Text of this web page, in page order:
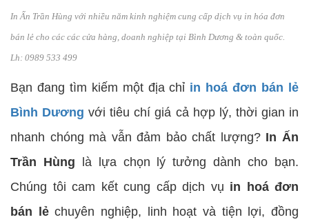
In Ấn Trần Hùng với nhiều năm kinh nghiệm cung cấp dịch vụ in hóa đơn
bán lẻ cho các các cửa hàng, doanh nghiệp tại Bình Dương & toàn quốc.
Lh: 0989 533 499
Bạn đang tìm kiếm một địa chỉ in hoá đơn bán lẻ
Bình Dương với tiêu chí giá cả hợp lý, thời gian in
nhanh chóng mà vẫn đảm bảo chất lượng? In Ấn
Trần Hùng là lựa chọn lý tưởng dành cho bạn.
Chúng tôi cam kết cung cấp dịch vụ in hoá đơn
bán lẻchuyên nghiệp, linh hoạt và tiện lợi, đồng